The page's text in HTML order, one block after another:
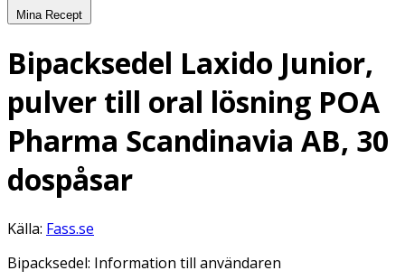
Mina Recept
Bipacksedel Laxido Junior,
pulver till oral lösning POA
Pharma Scandinavia AB, 30
dospåsar
Källa: Fass.se
Bipacksedel: Information till användaren